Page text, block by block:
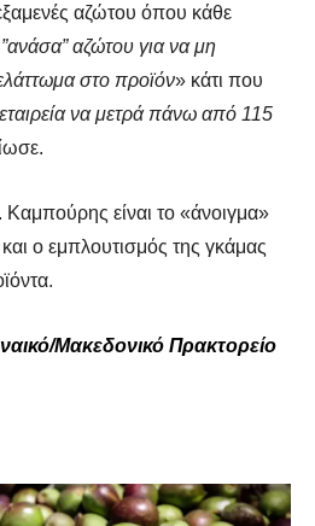
αζώτου όπου κάθε
”ανάσα” αζώτου για να μη
στο προϊόν» κάτι που
να μετρά πάνω από 115
είναι το «άνοιγμα»
ο εμπλουτισμός της γκάμας
.
Μακεδονικό Πρακτορείο